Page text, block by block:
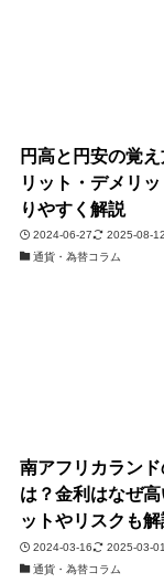
円高と円安の覚
リット・デメリ
りやすく解説
2024-06-27
2025-08-12
通貨・為替コラム
南アフリカラン
は？金利はなぜ高
ットやリスクも
2024-03-16
2025-03-01
通貨・為替コラム